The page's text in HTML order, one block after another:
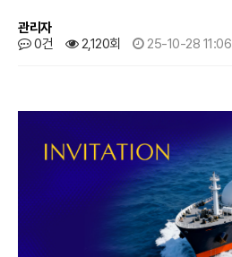
관리자
0건
2,120회 25-10-28 11:06